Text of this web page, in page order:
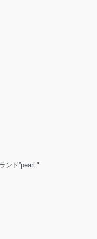
ンド”pearl."